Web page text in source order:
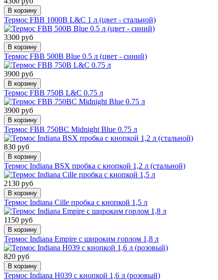
В корзину
Термос FBB 1000B L&C 1 л (цвет - стальной)
3300 руб
В корзину
Термос FBB 500B Blue 0.5 л (цвет - синий)
3900 руб
В корзину
Термос FBB 750B L&C 0.75 л
3900 руб
В корзину
Термос FBB 750BС Midnight Blue 0.75 л
830 руб
В корзину
Термос Indiana BSX пробка с кнопкой 1,2 л (стальной)
2130 руб
В корзину
Термос Indiana Cille пробка с кнопкой 1,5 л
1150 руб
В корзину
Термос Indiana Empire с широким горлом 1,8 л
820 руб
В корзину
Термос Indiana H039 с кнопкой 1,6 л (розовый)